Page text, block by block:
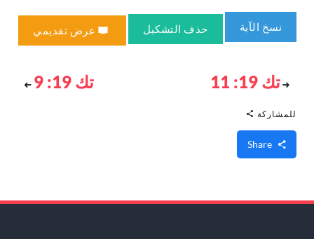
نسخ الآية حذف التشكيل عرض تقديمي
تك 19: 11 تك 19: 9
للمشاركة